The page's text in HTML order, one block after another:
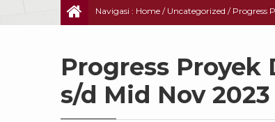
Navigasi : Home / Uncategorized / Progress
Progress Proyek
s/d Mid Nov 2023